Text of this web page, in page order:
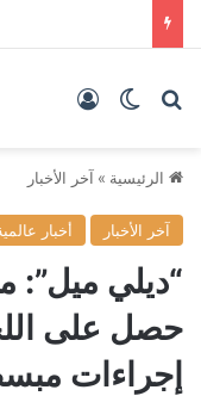
بحث عنالوضع المظلم
الرئيسية » آخر الأخبار
آخر الأخبار أخبار
“ديلي ميل”:
حصل على
إجراءات